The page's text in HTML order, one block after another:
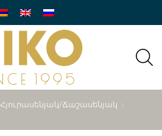
Հյուրասենյակ/ճաշասենյակ